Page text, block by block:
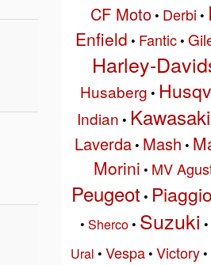
CF Moto• Derbi •
Enfield • Fantic•
Harley-
Husaberg •
Indian • Kawasaki
Laverda• Mash •
Morini • MV
Peugeot • Piaggio
• Sherco• Suzuki •
Ural • Vespa• Victory•